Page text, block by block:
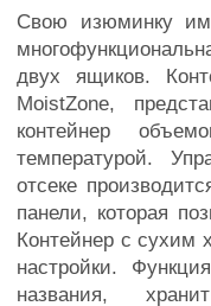
Свою изюминку
двух ящиков.
MoistZone,
контейнер
температурой.
отсеке
панели, которая
Контейнер с сухим
настройки.
названия,